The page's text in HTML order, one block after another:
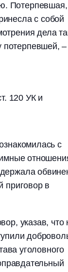
Потерпевшая,
с собой
дела
потерпевшей, –
120 УК и
с
приговор в
указав, что
уголовного